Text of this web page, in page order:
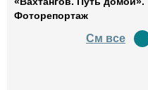
Фоторепортаж
См все